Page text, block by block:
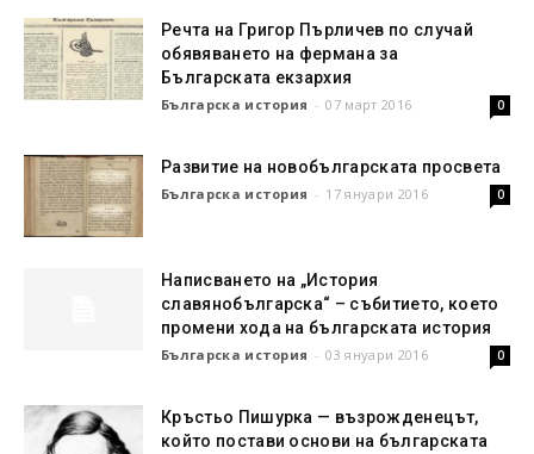
Речта на Григор Пърличев по случай
обявяването на фермана за
Българската екзархия
Българска история - 07 март 2016 0
Развитие на новобългарската просвета
Българска история - 17 януари 2016 0
Написването на „История
славянобългарска“ – събитието, което
промени хода на българската история
Българска история - 03 януари 2016 0
Кръстьо Пишурка — възрожденецът,
който постави основи на българската